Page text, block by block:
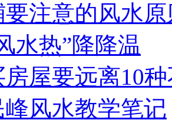
要注意的风水
水热”降降温
房屋要远离10
峰风水教学笔记